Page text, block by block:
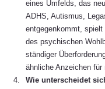
eines Umfelds, das
ADHS, Autismus,
entgegenkommt, spielt
des psychischen
ständiger
ähnliche Anzeichen für
Wie unterscheidet